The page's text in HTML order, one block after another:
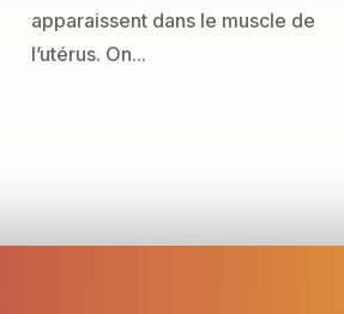
apparaissent dans le muscle de
l’utérus. On...